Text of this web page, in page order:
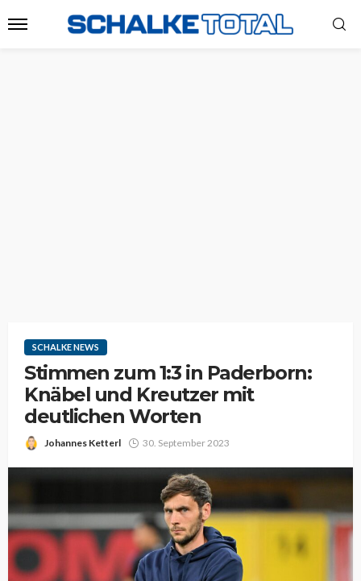
SCHALKE NEWS
Stimmen zum 1:3 in Paderborn:
Knäbel und Kreutzer mit
deutlichen Worten
Johannes Ketterl 30. September 2023